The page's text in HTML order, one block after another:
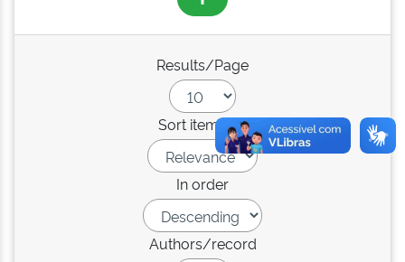
Results/Page
Sort items by
In order
Authors/record